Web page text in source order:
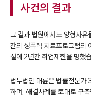
사건의 결과
그 결과 법원에서도 양형사
간의 성폭력 치료프로그램의
설에 2년간 취업제한을 명했
법무법인 대륜은 법률전문가
하며, 해결사례를 토대로 구